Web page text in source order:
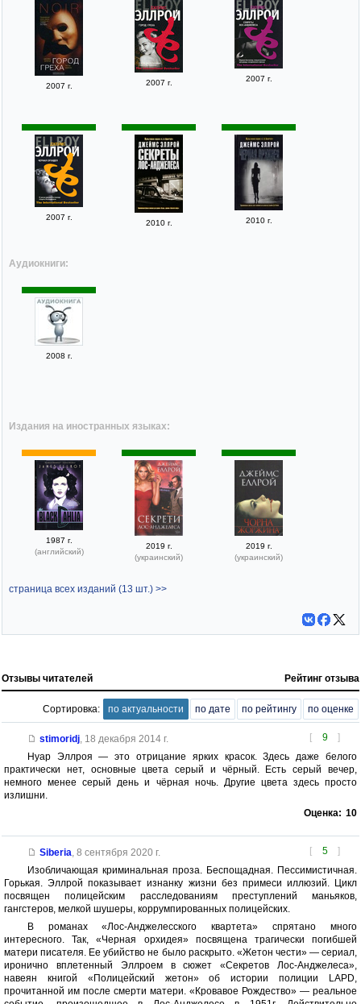
2007 г. 2007 г. 2007 г.
2007 г.
2010 г. 2010 г.
Аудиокниги:
2008 г.
Издания на иностранных языках:
1987 г.
(английский)
2019 г.
(украинский)
2019 г.
(украинский)
страница всех изданий (13 шт.) >>
Отзывы читателей Рейтинг отзыва
Сортировка: по актуальности по дате по рейтингу по оценке
[ 9 ]
stimoridj, 18 декабря 2014 г.
Нуар Эллроя — это отрицание ярких красок. Здесь даже белого
практически нет, основные цвета серый и чёрный. Есть серый вечер,
немного менее серый день и чёрная ночь. Другие цвета здесь просто
излишни.
Оценка: 10
[ 5 ]
Siberia, 8 сентября 2020 г.
Изобличающая криминальная проза. Беспощадная. Пессимистичная.
Горькая. Эллрой показывает изнанку жизни без примеси иллюзий. Цикл
посвящен полицейским расследованиям преступлений маньяков,
гангстеров, мелкой шушеры, коррумпированных полицейских.
В романах «Лос-Анджелесского квартета» спрятано много
интересного. Так, «Черная орхидея» посвящена трагически погибшей
матери писателя. Ее убийство не было раскрыто. «Жетон чести» — сериал,
иронично вплетенный Эллроем в сюжет «Секретов Лос-Анджелеса»,
навеян книгой «Полицейский жетон» об истории полиции LAPD,
прочитанной им после смерти матери. «Кровавое Рождество» — реальное